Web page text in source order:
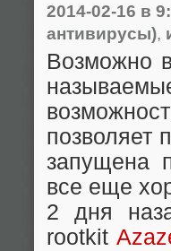
2014-02-16 в
антивирусы),
Возможно
позволяет
запущена
все еще
2 дня
rootkit